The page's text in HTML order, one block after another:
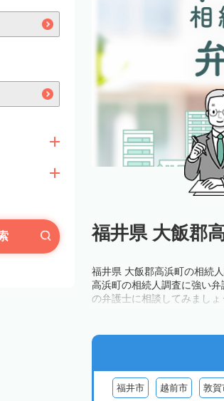
福井県 大飯郡
福井県 大飯郡高浜町の相続
高浜町の相続人調査に強い
の弁護士に相談してみましょ
福井市 越前市 敦賀